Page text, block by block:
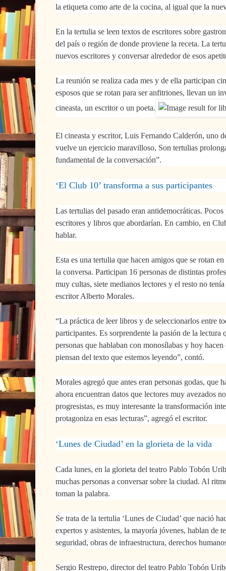
la etiqueta como arte de la cocina, al igual que la
En la tertulia se leen textos de escritores sobre
del país o región de donde proviene la receta. La
nuevos escritores y conversar alrededor de esos
La reunión se realiza cada mes y de ella participan
esposos que se rotan para ser anfitriones, llevan un
cineasta, un escritor o un poeta.
El cineasta y escritor, Luis Fernando Calderón, uno
vuelve un ejercicio maravilloso, Son tertulias
fundamental de la conversación”.
‘El Club 10’ transforma a sus participantes
Las tertulias del pasado eran antidemocráticas.
escritores y libros que abordarían. En cambio, en
hablar.
Esta es una tertulia que hacen amigos que se rotan
la conversa. Participan 16 personas de distintas
muy cultas, siete medianos lectores y el resto no
escritor Alberto Morales.
“La práctica de leer libros y de seleccionarlos entre
participantes. Es sorprendente la pasión de la lectura
personas que hablaban con monosílabas y hoy
piensan del texto que estemos leyendo”, contó.
Morales agregó que antes eran personas godas, que
ahora encuentran datos que lectores muy avezados
progresistas, es muy interesante la transformación
protagoniza en esas lecturas”, agregó el escritor.
‘Lunes de Ciudad’ en la glorieta de la vida
Cada lunes, en la glorieta del teatro Pablo Tobón
muchas personas a conversar sobre la ciudad. Al
toman la palabra.
Se trata de la tertulia ‘Lunes de Ciudad’ que nació
expertos y asistentes, la mayoría jóvenes, hablan de
seguridad, obras de infraestructura, derechos
Sergio Restrepo, director del teatro Pablo Tobón